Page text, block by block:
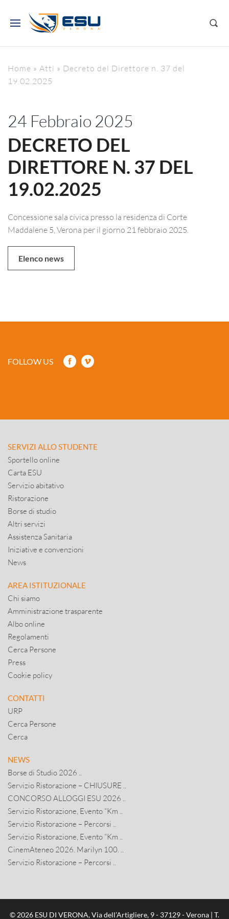
Home » Atti » Decreto del Direttore n. 37 del
19.02.2025
24 Febbraio 2025
DECRETO DEL
DIRETTORE N. 37 DEL
19.02.2025
Concessione sala civica presso la residenza di Corte
Maddalene 5, Verona per il giorno 21 febbraio 2025.
Elenco news
FOLLOW US
SERVIZI ALLO STUDENTE
Sportello online
Carta ESU
Servizio abitativo
Ristorazione
Borse di studio
Altri servizi
Assistenza Sanitaria
Iniziative e convenzioni
News
AREA ISTITUZIONALE
Chi siamo
Amministrazione trasparente
Albo online
Regolamenti
Cerca Persone
Press
Cookie policy
CONTATTI
URP
Cerca Persone
Cerca
NEWS
Borse di Studio 2026 ..
Servizio Ristorazione – CHIUSURE ..
CONCORSO ALLOGGI ESU 2026 ..
Servizio Ristorazione, Evento “Km ..
Servizio Ristorazione – Percorsi ..
Servizio Ristorazione, Evento “Km ..
CinemAteneo 2026. Marilyn 100. ..
Servizio Ristorazione – Percorsi ..
© 2026 ESU DI VERONA, Via dell’Artigliere, 9 - 37129 - Verona | T.